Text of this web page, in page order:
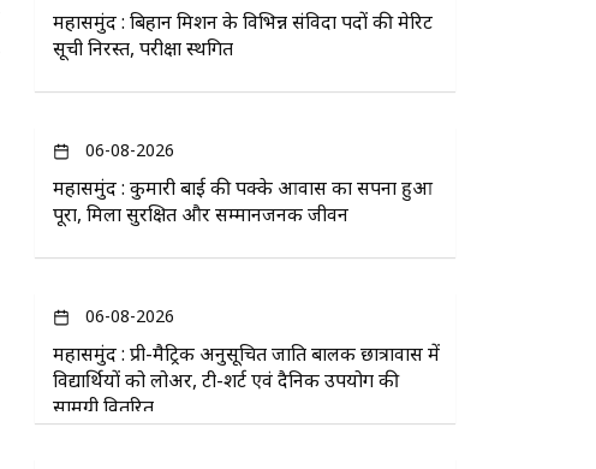
महासमुंद : बिहान मिशन के विभिन्न संविदा पदों की मेरिट
सूची निरस्त, परीक्षा स्थगित
06-08-2026
महासमुंद : कुमारी बाई की पक्के आवास का सपना हुआ
पूरा, मिला सुरक्षित और सम्मानजनक जीवन
06-08-2026
महासमुंद : प्री-मैट्रिक अनुसूचित जाति बालक छात्रावास में
विद्यार्थियों को लोअर, टी-शर्ट एवं दैनिक उपयोग की
सामग्री वितरित